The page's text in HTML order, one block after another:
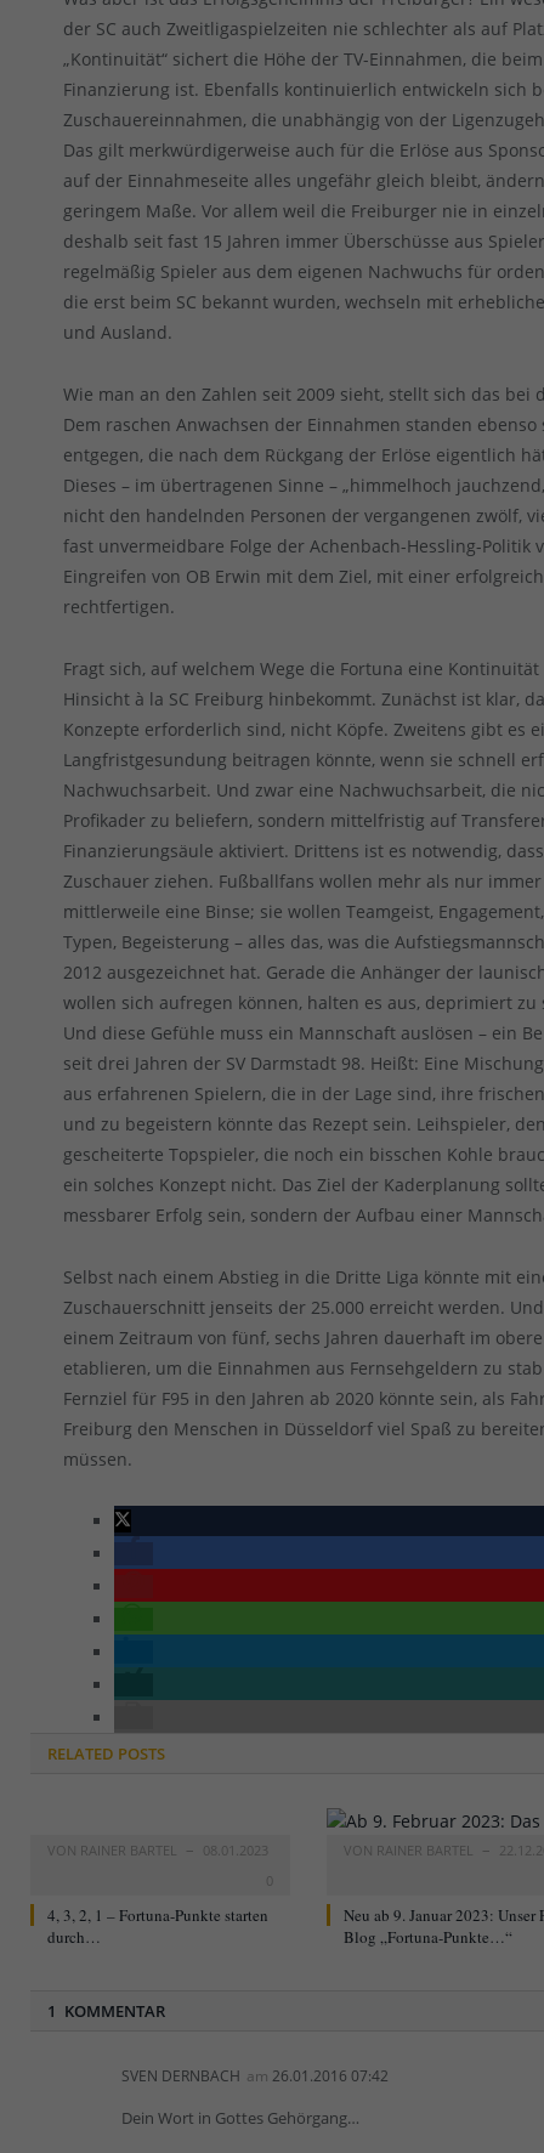
der SC auch Zweitligaspielzeiten nie schlechter als auf
„Kontinuität“ sichert die Höhe der TV-Einnahmen, die
Finanzierung ist. Ebenfalls kontinuierlich entwickeln sich
Zuschauereinnahmen, die unabhängig von der
Das gilt merkwürdigerweise auch für die Erlöse aus
auf der Einnahmeseite alles ungefähr gleich bleibt,
geringem Maße. Vor allem weil die Freiburger nie in
deshalb seit fast 15 Jahren immer Überschüsse aus
regelmäßig Spieler aus dem eigenen Nachwuchs für
die erst beim SC bekannt wurden, wechseln mit
und Ausland.
Wie man an den Zahlen seit 2009 sieht, stellt sich das bei
Dem raschen Anwachsen der Einnahmen standen
entgegen, die nach dem Rückgang der Erlöse eigentlich
Dieses – im übertragenen Sinne – „himmelhoch
nicht den handelnden Personen der vergangenen zwölf,
fast unvermeidbare Folge der Achenbach-Hessling-Politik
Eingreifen von OB Erwin mit dem Ziel, mit einer
rechtfertigen.
Fragt sich, auf welchem Wege die Fortuna eine
Hinsicht à la SC Freiburg hinbekommt. Zunächst ist klar,
Konzepte erforderlich sind, nicht Köpfe. Zweitens gibt es
Langfristgesundung beitragen könnte, wenn sie schnell
Nachwuchsarbeit. Und zwar eine Nachwuchsarbeit, die
Profikader zu beliefern, sondern mittelfristig auf
Finanzierungsäule aktiviert. Drittens ist es notwendig,
Zuschauer ziehen. Fußballfans wollen mehr als nur
mittlerweile eine Binse; sie wollen Teamgeist,
Typen, Begeisterung – alles das, was die
2012 ausgezeichnet hat. Gerade die Anhänger der
wollen sich aufregen können, halten es aus, deprimiert
Und diese Gefühle muss ein Mannschaft auslösen – ein
seit drei Jahren der SV Darmstadt 98. Heißt: Eine
aus erfahrenen Spielern, die in der Lage sind, ihre
und zu begeistern könnte das Rezept sein. Leihspieler,
gescheiterte Topspieler, die noch ein bisschen Kohle
ein solches Konzept nicht. Das Ziel der Kaderplanung
messbarer Erfolg sein, sondern der Aufbau einer
Selbst nach einem Abstieg in die Dritte Liga könnte mit
Zuschauerschnitt jenseits der 25.000 erreicht werden.
einem Zeitraum von fünf, sechs Jahren dauerhaft im
etablieren, um die Einnahmen aus Fernsehgeldern zu
Fernziel für F95 in den Jahren ab 2020 könnte sein, als
Freiburg den Menschen in Düsseldorf viel Spaß zu
müssen.
RELATED POSTS
VON RAINER BARTEL
08.01.2023
0
4, 3, 2, 1 – Fortuna-Punkte starten
durch…
VON RAINER BARTEL
Neu ab 9. Januar 2023: Unser
Blog „Fortuna-Punkte…“
1 KOMMENTAR
SVEN DERNBACH am 26.01.2016 07:42
Dein Wort in Gottes Gehörgang…